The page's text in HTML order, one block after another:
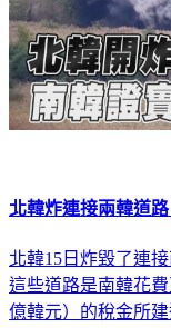
北韓炸連接兩韓道
北韓15日炸毀了連
這些道路是南韓花
億韓元）的稅金所